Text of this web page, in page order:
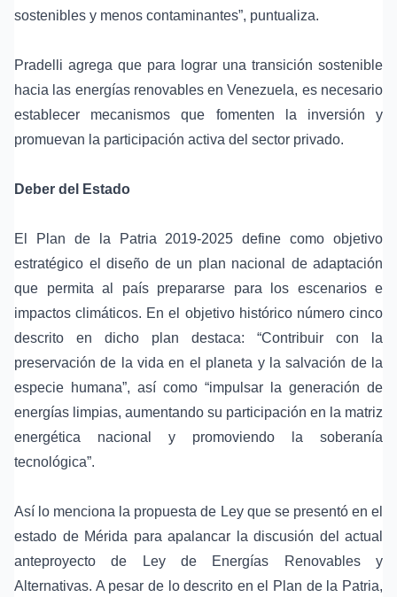
sostenibles y menos contaminantes”, puntualiza.
Pradelli agrega que para lograr una transición sostenible
hacia las energías renovables en Venezuela, es necesario
establecer mecanismos que fomenten la inversión y
promuevan la participación activa del sector privado.
Deber del Estado
El Plan de la Patria 2019-2025 define como objetivo
estratégico el diseño de un plan nacional de adaptación
que permita al país prepararse para los escenarios e
impactos climáticos. En el objetivo histórico número cinco
descrito en dicho plan destaca: “Contribuir con la
preservación de la vida en el planeta y la salvación de la
especie humana”, así como “impulsar la generación de
energías limpias, aumentando su participación en la matriz
energética nacional y promoviendo la soberanía
tecnológica”.
Así lo menciona la propuesta de Ley que se presentó en el
estado de Mérida para apalancar la discusión del actual
anteproyecto de Ley de Energías Renovables y
Alternativas. A pesar de lo descrito en el Plan de la Patria,